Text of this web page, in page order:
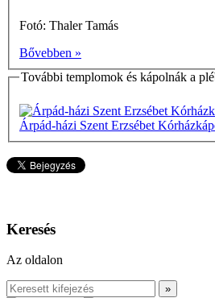
Fotó: Thaler Tamás
Bővebben »
További templomok és kápolnák a
Árpád-házi Szent Erzsébet
Keresés
Az oldalon